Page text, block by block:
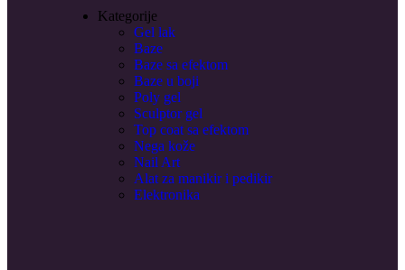
Kategorije
Gel lak
Baze
Baze sa efektom
Baze u boji
Poly gel
Sculptor gel
Top coat sa efektom
Nega kože
Nail Art
Alat za manikir i pedikir
Elektronika